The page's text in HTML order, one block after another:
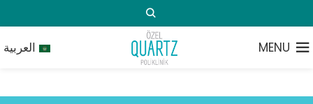
MENU العربية